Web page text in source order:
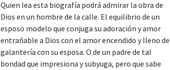
Quien lea esta biografía podrá admirar la obra de
Dios en un hombre de la calle. El equilibrio de un
esposo modelo que conjuga su adoración y amor
entrañable a Dios con el amor encendido y lleno de
galantería con su esposa. O de un padre de tal
bondad que impresiona y subyuga, pero que sabe